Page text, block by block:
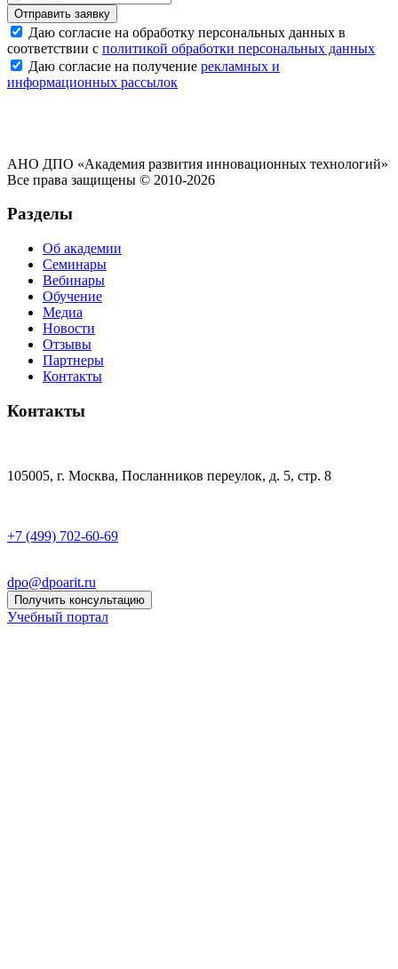
Отправить заявку
Даю согласие на обработку персональных данных в
соответствии с политикой обработки персональных данных
Даю согласие на получение рекламных и
информационных рассылок
АНО ДПО «Академия развития инновационных технологий»
Все права защищены © 2010-2026
Разделы
Об академии
Семинары
Вебинары
Обучение
Медиа
Новости
Отзывы
Партнеры
Контакты
Контакты
105005, г. Москва, Посланников переулок, д. 5, стр. 8
+7 (499) 702-60-69
dpo@dpoarit.ru
Получить консультацию
Учебный портал